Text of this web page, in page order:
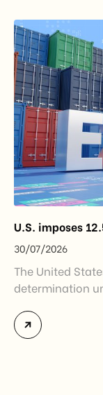
Industry and
step in […]
U.S. imposes
30/07/2026
The United
determination
Vietnam. The
not established